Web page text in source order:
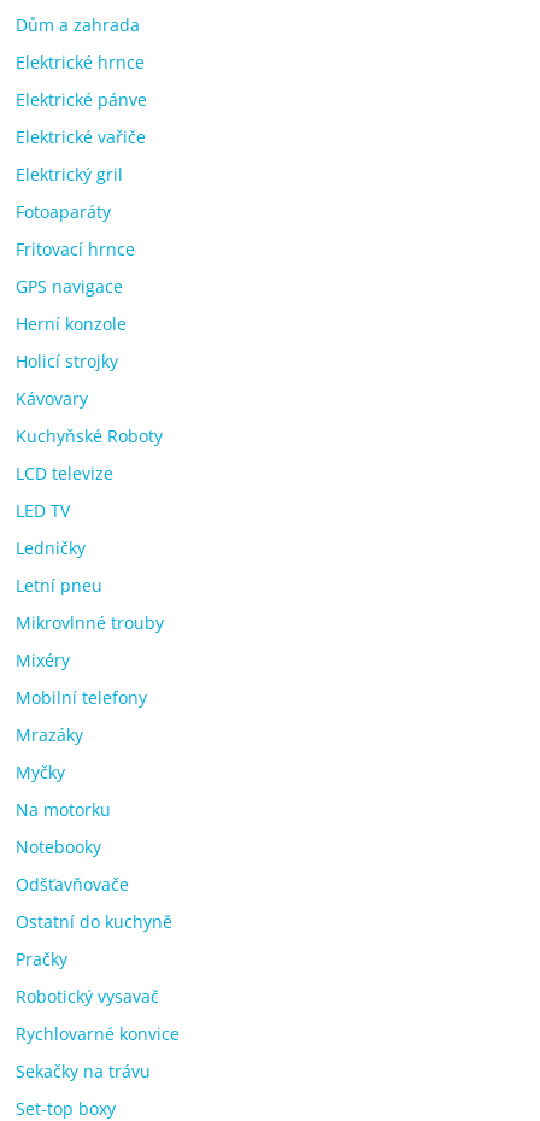
Dům a zahrada
Elektrické hrnce
Elektrické pánve
Elektrické vařiče
Elektrický gril
Fotoaparáty
Fritovací hrnce
GPS navigace
Herní konzole
Holicí strojky
Kávovary
Kuchyňské Roboty
LCD televize
LED TV
Ledničky
Letní pneu
Mikrovlnné trouby
Mixéry
Mobilní telefony
Mrazáky
Myčky
Na motorku
Notebooky
Odšťavňovače
Ostatní do kuchyně
Pračky
Robotický vysavač
Rychlovarné konvice
Sekačky na trávu
Set-top boxy